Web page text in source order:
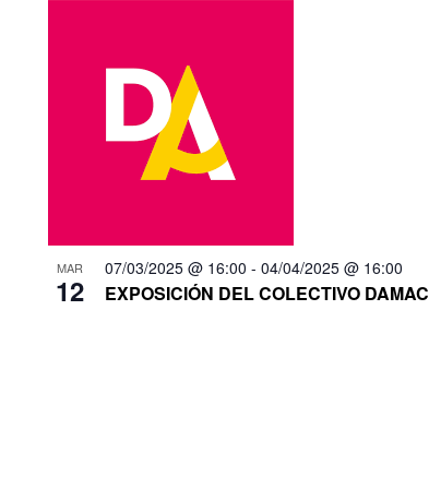
MAR
12 EXPOSICIÓN DEL COLECTIVO DAMAC
07/03/2025 @ 16:00 - 04/04/2025 @ 16:00